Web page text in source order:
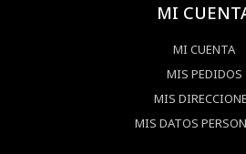
MI
MI CUENTA
MIS PEDIDOS
MIS
MIS DATOS